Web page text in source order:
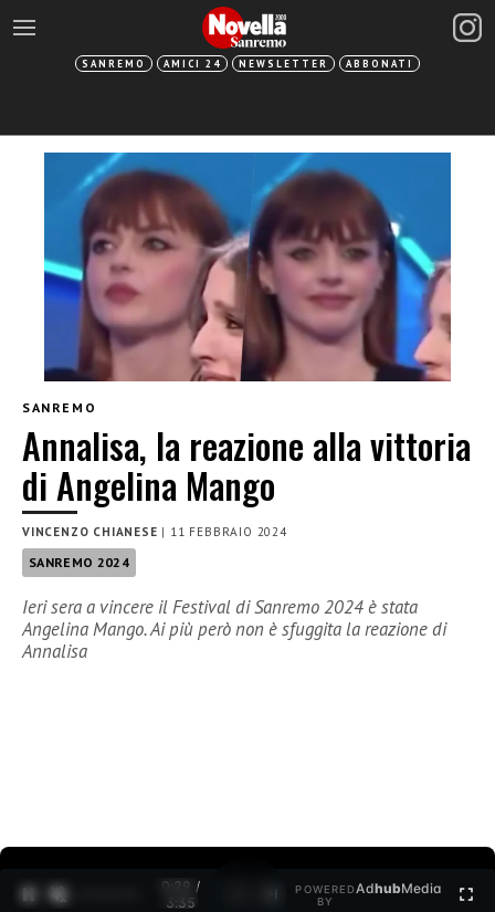
SANREMO AMICI 24 NEWSLETTER ABBONATI
SANREMO
Annalisa, la reazione alla vittoria
di Angelina Mango
VINCENZO CHIANESE | 11 FEBBRAIO 2024
SANREMO 2024
Ieri sera a vincere il Festival di Sanremo 2024 è stata
Angelina Mango. Ai più però non è sfuggita la reazione di
Annalisa
0:30 /
3:35
POWERED
BY
AdhubMedia